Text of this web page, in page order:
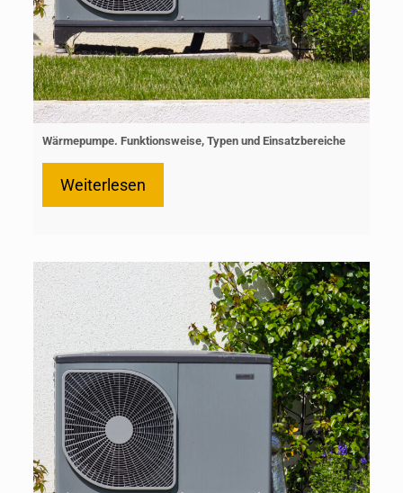
Wärmepumpe. Funktionsweise, Typen und Einsatzbereiche
Weiterlesen